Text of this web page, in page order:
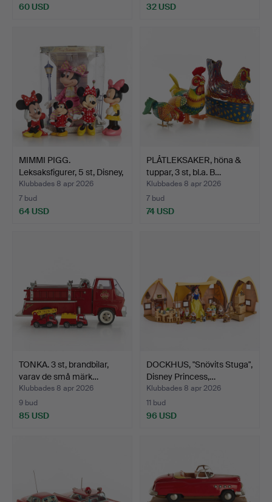
60 USD 32 USD
MIMMI PIGG.
Leksaksfigurer, 5 st, Disney,
…
Klubbades 8 apr 2026
7 bud
64 USD
PLÅTLEKSAKER, höna &
tuppar, 3 st, bl.a. B…
Klubbades 8 apr 2026
7 bud
74 USD
TONKA. 3 st, brandbilar,
varav de små märk…
Klubbades 8 apr 2026
9 bud
85 USD
DOCKHUS, "Snövits Stuga",
Disney Princess,…
Klubbades 8 apr 2026
11 bud
96 USD